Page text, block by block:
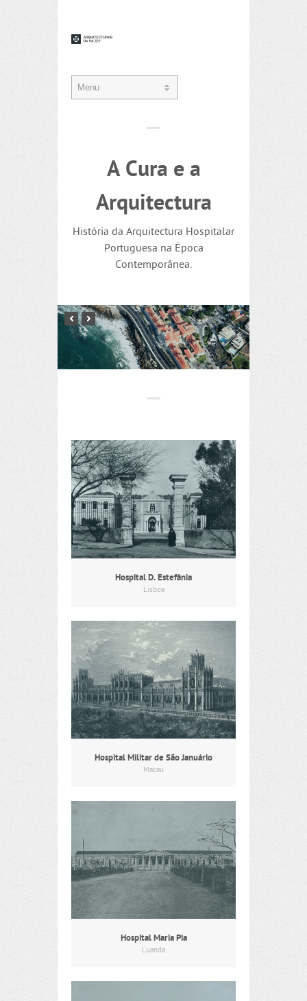
A Cura e a
Arquitectura
História da Arquitectura Hospitalar
Portuguesa na Época
Contemporânea.
Hospital D. Estefânia
Lisboa
Hospital Militar de São Januário
Macau
Hospital Maria Pia
Luanda